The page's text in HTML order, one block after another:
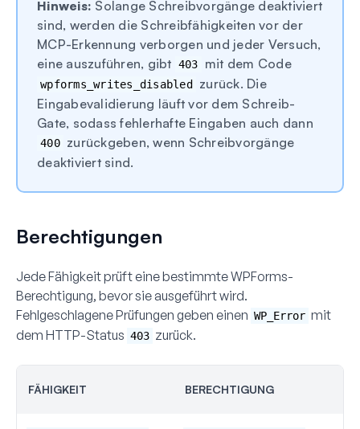
Hinweis: Solange Schreibvorgänge deaktiviert
sind, werden die Schreibfähigkeiten vor der
MCP-Erkennung verborgen und jeder Versuch,
eine auszuführen, gibt 403 mit dem Code
wpforms_writes_disabled zurück. Die
Eingabevalidierung läuft vor dem Schreib-
Gate, sodass fehlerhafte Eingaben auch dann
400 zurückgeben, wenn Schreibvorgänge
deaktiviert sind.
Berechtigungen
Jede Fähigkeit prüft eine bestimmte WPForms-
Berechtigung, bevor sie ausgeführt wird.
Fehlgeschlagene Prüfungen geben einen WP_Error mit
dem HTTP-Status 403 zurück.
FÄHIGKEIT BERECHTIGUNG